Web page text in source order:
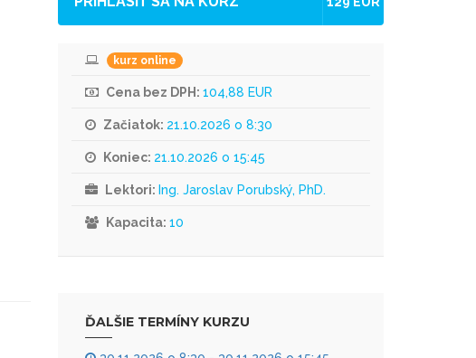
kurz online
Cena bez DPH: 104,88 EUR
Začiatok: 21.10.2026 o 8:30
Koniec: 21.10.2026 o 15:45
Lektori: Ing. Jaroslav Porubský, PhD.
Kapacita: 10
ĎALŠIE TERMÍNY KURZU